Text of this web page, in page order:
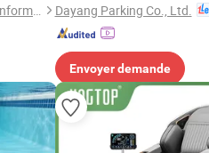
Hengtian Hongyang (Beijing) Information Technology Co., Ltd
Dayang Parking Co., Ltd.
Envoyer demande